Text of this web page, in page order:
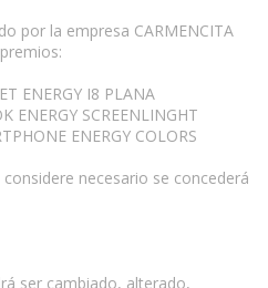
por la empresa CARMENCITA
I8 PLANA
SCREENLINGHT
ENERGY COLORS
necesario se concederá
ser cambiado, alterado,